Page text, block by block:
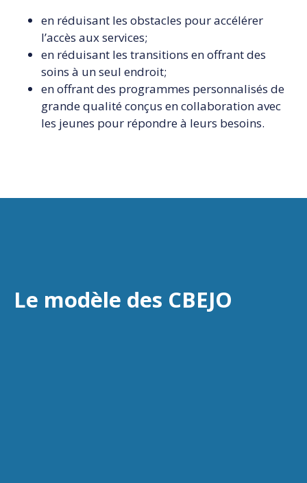
en réduisant les obstacles pour accélérer
l’accès aux services;
en réduisant les transitions en offrant des
soins à un seul endroit;
en offrant des programmes personnalisés de
grande qualité conçus en collaboration avec
les jeunes pour répondre à leurs besoins.
Le modèle des CBEJO